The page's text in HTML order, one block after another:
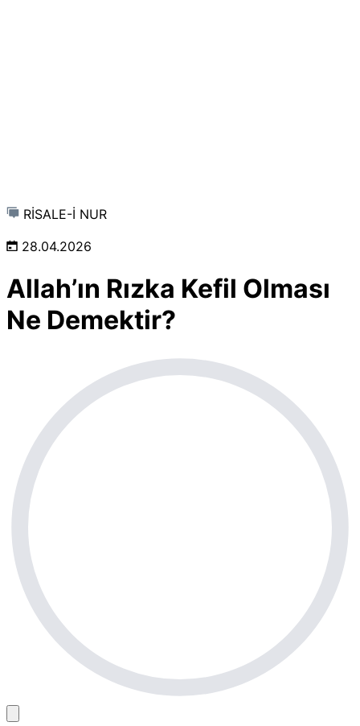
RİSALE-İ NUR
28.04.2026
Allah’ın Rızka Kefil Olması
Ne Demektir?